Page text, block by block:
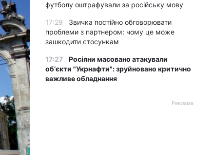
футболу оштрафували за російську мову
17:29
Звичка постійно обговорювати
проблеми з партнером: чому це може
зашкодити стосункам
17:27
Росіяни масовано атакували
обʼєкти "Укрнафти": зруйновано критично
важливе обладнання
Реклама